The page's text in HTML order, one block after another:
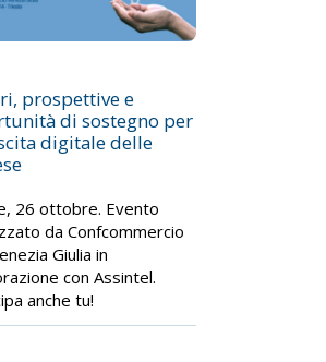
prospettive e
di sostegno per
digitale delle
26 ottobre. Evento
da Confcommercio
Giulia in
con Assintel.
anche tu!